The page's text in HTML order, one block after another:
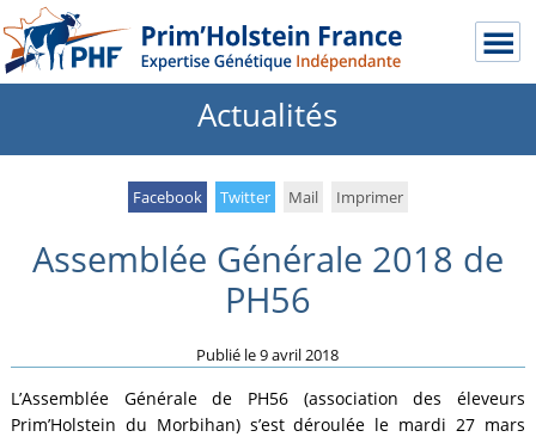
Actualités
Facebook Twitter Mail Imprimer
Assemblée Générale 2018 de
PH56
Publié le9 avril 2018
L’Assemblée Générale de PH56 (association des éleveurs
Prim’Holstein du Morbihan) s’est déroulée le mardi 27 mars